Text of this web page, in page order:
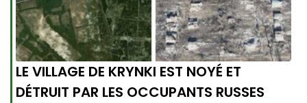
LE VILLAGE DE KRYNKI EST NOYÉ ET
DÉTRUIT PAR LES OCCUPANTS RUSSES